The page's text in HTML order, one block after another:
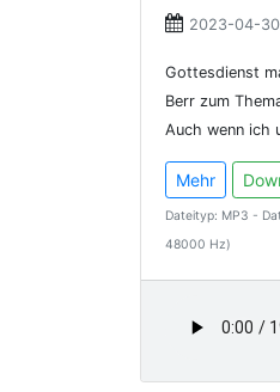
2023-04-30
Gottesdienst
Berr zum
Auch wenn ich
Mehr
Dateityp: MP3 -
48000 Hz)